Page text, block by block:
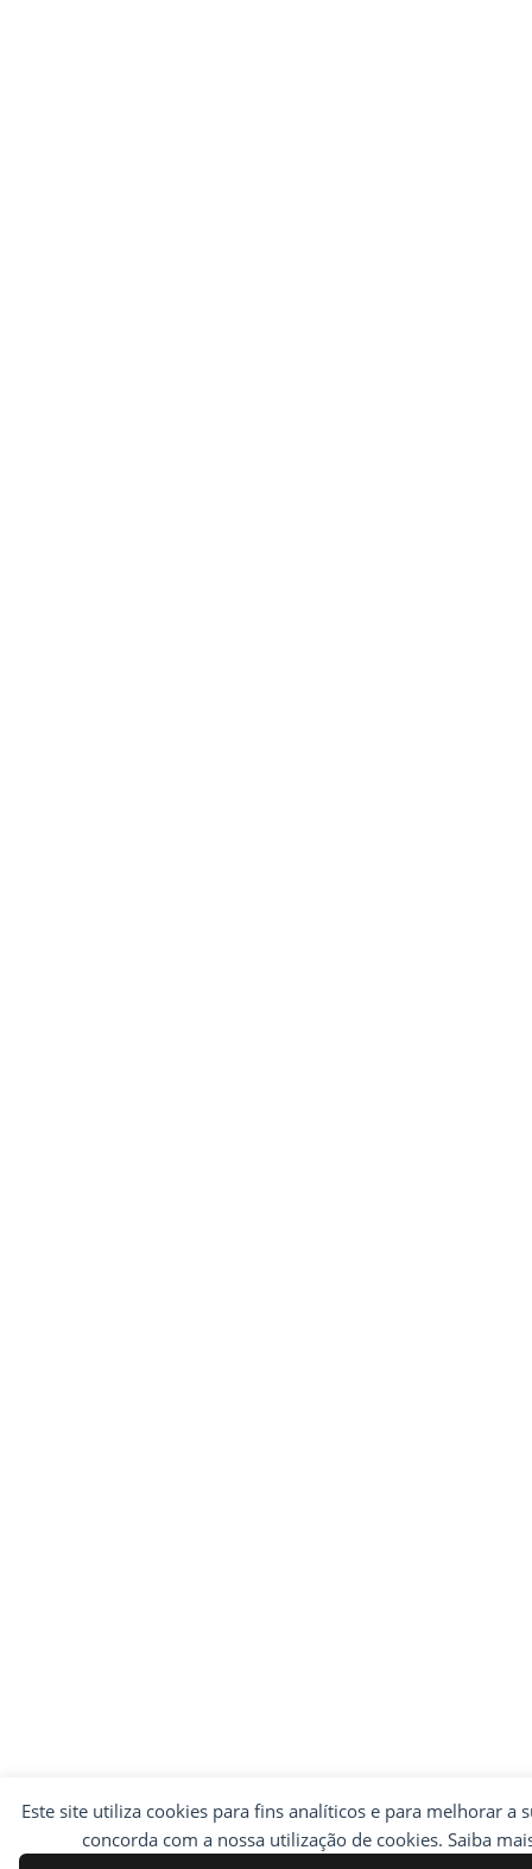
Este site utiliza cookies para fins analíticos e para melhorar a
concorda com a nossa utilização de cookies. Saiba